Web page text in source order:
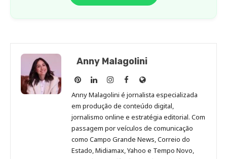
Anny Malagolini
Anny
Malagolini
no
Pinterest
Anny
Malagolini
no
LinkedIn
Anny
Malagolini
no
Instagram
Anny
Malagolini
no
Facebook
Site
de
Anny
Malagolini
Anny Malagolini é jornalista especializada
em produção de conteúdo digital,
jornalismo online e estratégia editorial. Com
passagem por veículos de comunicação
como Campo Grande News, Correio do
Estado, Midiamax, Yahoo e Tempo Novo,